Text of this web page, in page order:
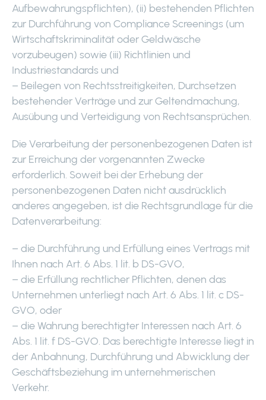
Aufbewahrungspflichten), (ii) bestehenden Pflichten
zur Durchführung von Compliance Screenings (um
Wirtschaftskriminalität oder Geldwäsche
vorzubeugen) sowie (iii) Richtlinien und
Industriestandards und
– Beilegen von Rechtsstreitigkeiten, Durchsetzen
bestehender Verträge und zur Geltendmachung,
Ausübung und Verteidigung von Rechtsansprüchen.
Die Verarbeitung der personenbezogenen Daten ist
zur Erreichung der vorgenannten Zwecke
erforderlich. Soweit bei der Erhebung der
personenbezogenen Daten nicht ausdrücklich
anderes angegeben, ist die Rechtsgrundlage für die
Datenverarbeitung:
– die Durchführung und Erfüllung eines Vertrags mit
Ihnen nach Art. 6 Abs. 1 lit. b DS-GVO,
– die Erfüllung rechtlicher Pflichten, denen das
Unternehmen unterliegt nach Art. 6 Abs. 1 lit. c DS-
GVO, oder
– die Wahrung berechtigter Interessen nach Art. 6
Abs. 1 lit. f DS-GVO. Das berechtigte Interesse liegt in
der Anbahnung, Durchführung und Abwicklung der
Geschäftsbeziehung im unternehmerischen
Verkehr.